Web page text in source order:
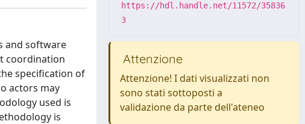
and software
coordination
specification of
actors may
used is
is
https://hdl.handle.net/11572/35836
3
Attenzione
Attenzione! I dati visualizzati non
sono stati sottoposti a
validazione da parte dell'ateneo